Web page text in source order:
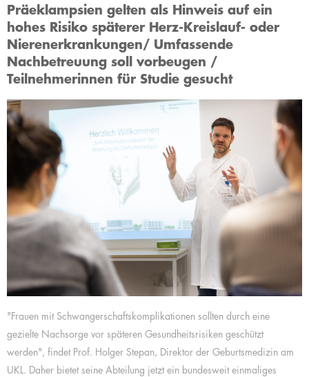
Präeklampsien gelten als Hinweis auf ein
hohes Risiko späterer Herz-Kreislauf- oder
Nierenerkrankungen/ Umfassende
Nachbetreuung soll vorbeugen /
Teilnehmerinnen für Studie gesucht
"Frauen mit Schwangerschaftskomplikationen sollten durch eine
gezielte Nachsorge vor späteren Gesundheitsrisiken geschützt
werden", findet Prof. Holger Stepan, Direktor der Geburtsmedizin am
UKL. Daher bietet seine Abteilung jetzt ein bundesweit einmaliges